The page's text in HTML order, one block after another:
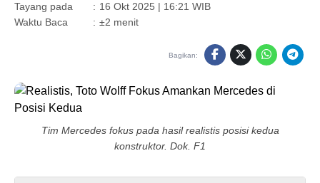
Tayang pada
: 16 Okt 2025 | 16:21 WIB
Waktu Baca
: ±2 menit
Bagikan:
Tim Mercedes fokus pada hasil realistis posisi kedua
konstruktor. Dok. F1